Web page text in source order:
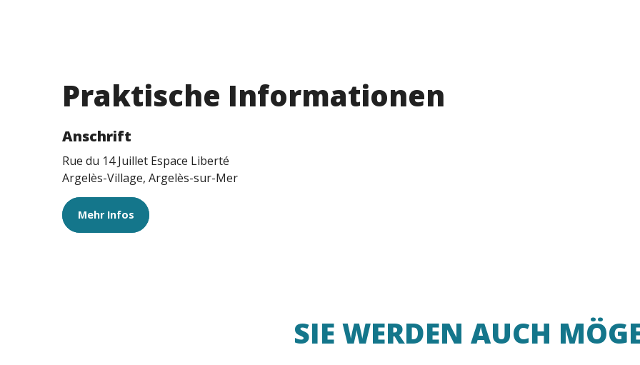
Praktische Informationen
Anschrift
Rue du 14 Juillet Espace Liberté
Argelès-Village, Argelès-sur-Mer
Mehr Infos
SIE WERDEN AUCH